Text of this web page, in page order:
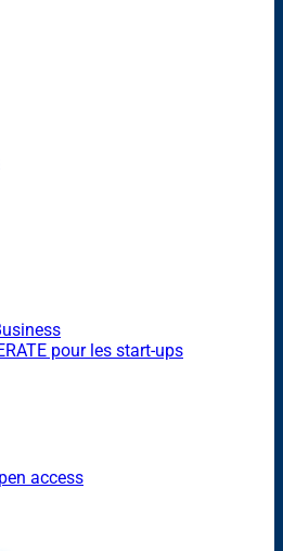
pour les start-ups
access